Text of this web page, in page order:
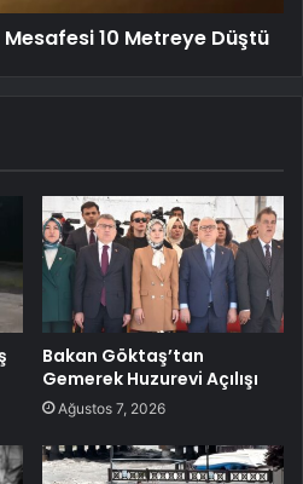
10 Metreye Düştü
Bakan Göktaş’tan
Gemerek Huzurevi Açılışı
Ağustos 7, 2026